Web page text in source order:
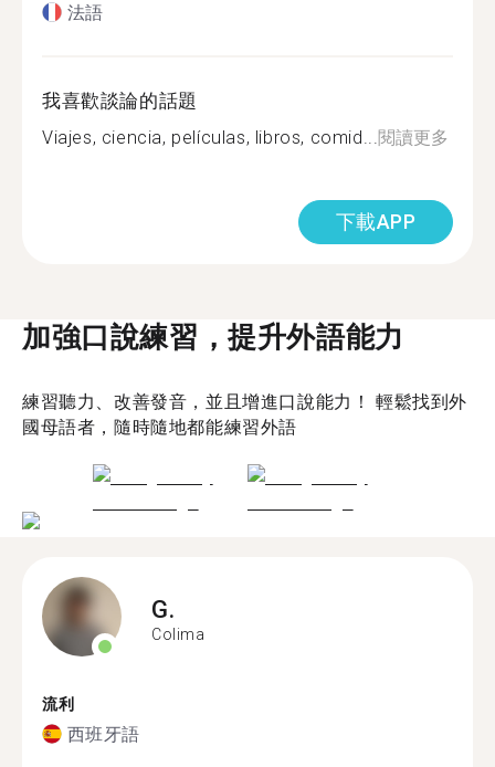
法語
我喜歡談論的話題
Viajes, ciencia, películas, libros, comid... 閱讀更多
下載APP
加強口說練習，提升外語能力
練習聽力、改善發音，並且增進口說能力！ 輕鬆找到外
國母語者，隨時隨地都能練習外語
G.
Colima
流利
西班牙語